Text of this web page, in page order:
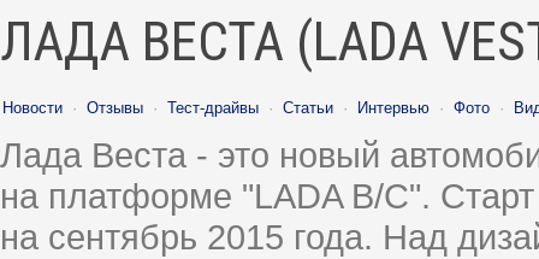
ЛАДА ВЕСТА (LADA
Новости · Отзывы · Тест-драйвы · Статьи · Интервью · Фото ·
Лада Веста - это новый
на платформе "LADA B/C".
на сентябрь 2015 года. Над